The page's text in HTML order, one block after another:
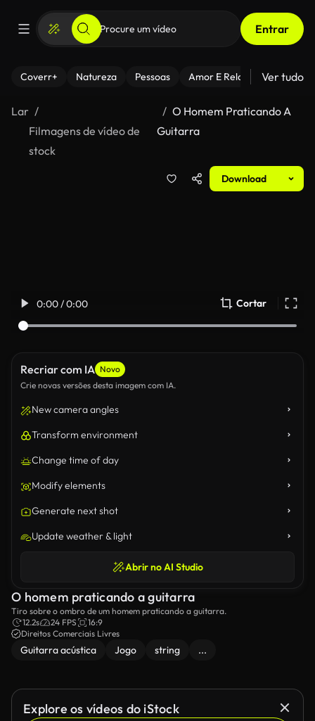
Entrar
Coverr+ Natureza Pessoas Amor E Relacionamentos
Ver tudo
Lar
Filmagens de vídeo de
stock
O Homem Praticando A
Guitarra
Download
0:00 / 0:00 Cortar
Recriar com IA Novo
Crie novas versões desta imagem com IA.
New camera angles
Transform environment
Change time of day
Modify elements
Generate next shot
Update weather & light
Abrir no AI Studio
O homem praticando a guitarra
Tiro sobre o ombro de um homem praticando a guitarra.
12.2s
24 FPS
16:9
Direitos Comerciais Livres
Guitarra acústica Jogo string ...
Explore os vídeos do iStock